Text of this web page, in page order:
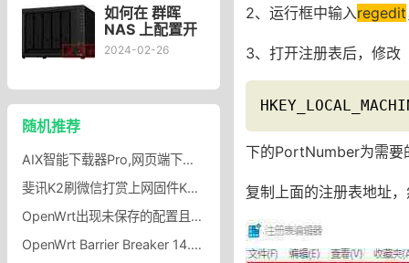
方法
​如何在 群晖
NAS 上配置开
启 IPv6 设置？
2024-02-26
随机推荐
AIX智能下载器Pro,网页端下载视频、音频，图片音乐浏览器crx插件
斐讯K2刷微信打赏上网固件K2最新微信打赏固件
OpenWrt出现未保存的配置且无法保存成功解决办法
OpenWrt Barrier Breaker 14.07添加luci-app-ddns界面管理花生壳域名，OpenWrt添加花生壳DDNS
2、运行框中输入regedit
3、打开注册表后，修改
下的PortNumber为需要
复制上面的注册表地址